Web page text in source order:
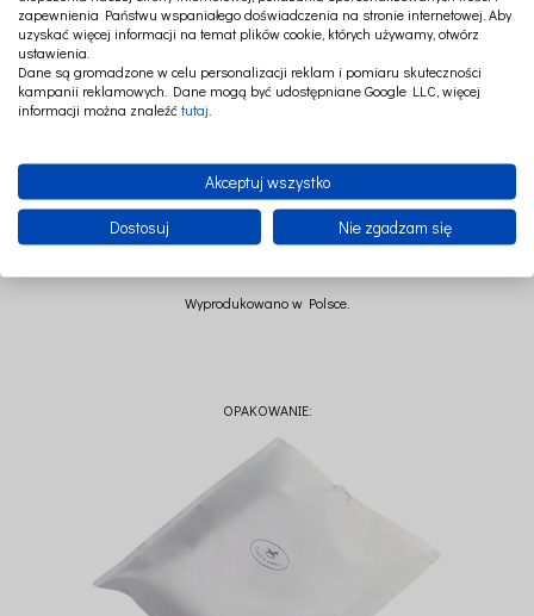
Materacyk z pianki z Certyfikatem OEKO-TEX Standard 100
Wykorzystywanej do produkcji materacy łóżeczkowych dla dzieci
Grubość materacyka: 4 cm
Wszystkie materiały użyte do wyprodukowania tego przedmiotu posiadają
CERTYFIKAT OEKO-TEX 100 W KLASIE I
Wyprodukowano w Polsce.
OPAKOWANIE:
zapewnienia Państwu wspaniałego doświadczenia na stronie internetowej. Aby
uzyskać więcej informacji na temat plików cookie, których używamy, otwórz
ustawienia.
Dane są gromadzone w celu personalizacji reklam i pomiaru skuteczności
kampanii reklamowych. Dane mogą być udostępniane Google LLC, więcej
informacji można znaleźć tutaj
Akceptuj wszystko
Dostosuj Nie zgadzam się